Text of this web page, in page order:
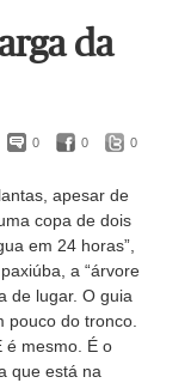
da
0 0 0
apesar de
copa de dois
em 24 horas”,
a “árvore
de lugar. O guia
pouco do tronco.
é mesmo. É o
que está na